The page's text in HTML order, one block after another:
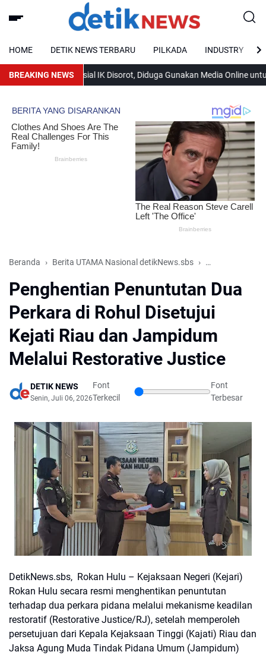
HOME DETIK NEWS TERBARU PILKADA INDUSTRY
BREAKING NEWS
Berinisial IK Disorot, Diduga Gunakan Media Online untuk
Beranda Berita UTAMA Nasional detikNews.sbs Hukum &
Penghentian Penuntutan Dua
Perkara di Rohul Disetujui
Kejati Riau dan Jampidum
Melalui Restorative Justice
DETIK NEWS
Senin, Juli 06, 2026
Font
Terkecil
Font
Terbesar
DetikNews.sbs, Rokan Hulu – Kejaksaan Negeri (Kejari)
Rokan Hulu secara resmi menghentikan penuntutan
terhadap dua perkara pidana melalui mekanisme keadilan
restoratif (Restorative Justice/RJ), setelah memperoleh
persetujuan dari Kepala Kejaksaan Tinggi (Kajati) Riau dan
Jaksa Agung Muda Tindak Pidana Umum (Jampidum)